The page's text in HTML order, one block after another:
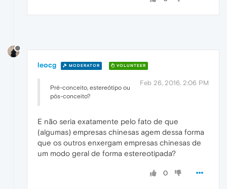
leocg MODERATOR VOLUNTEER
Feb 26, 2016, 2:06 PM
Pré-conceito, estereótipo ou
pós-conceito?
E não seria exatamente pelo fato de que
(algumas) empresas chinesas agem dessa forma
que os outros enxergam empresas chinesas de
um modo geral de forma estereotipada?
0